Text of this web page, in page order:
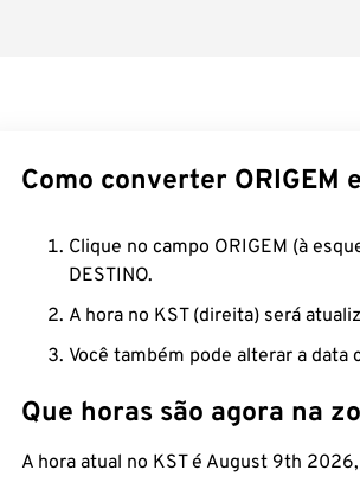
Como converter ORIGEM
Clique no campo ORIGEM (à
DESTINO.
A hora no KST (direita) será
Você também pode alterar a data
Que horas são agora na
A hora atual no KST é August 9th